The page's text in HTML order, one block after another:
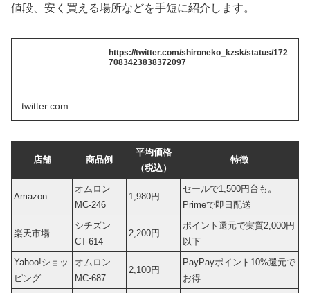
値段、安く買える場所などを手短に紹介します。
https://twitter.com/shironeko_kzsk/status/172
7083423838372097
twitter.com
店舗 商品例
平均価格
（税込）
特徴
Amazon
オムロン
MC-246
1,980円
セールで1,500円台も。
Primeで即日配送
楽天市場
シチズン
CT-614
2,200円
ポイント還元で実質2,000円
以下
Yahoo!ショッ
ピング
オムロン
MC-687
2,100円
PayPayポイント10%還元で
お得